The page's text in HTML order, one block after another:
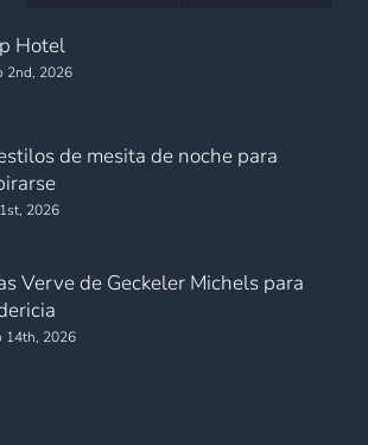
Hotel
2nd, 2026
de mesita de noche para
2026
Verve de Geckeler Michels para
14th, 2026